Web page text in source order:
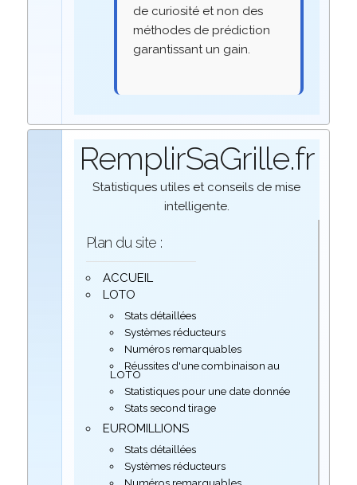
de curiosité et non des
méthodes de prédiction
garantissant un gain.
RemplirSaGrille.fr
Statistiques utiles et conseils de mise
intelligente.
Plan du site :
ACCUEIL
LOTO
Stats détaillées
Systèmes réducteurs
Numéros remarquables
Réussites d'une combinaison au
LOTO
Statistiques pour une date donnée
Stats second tirage
EUROMILLIONS
Stats détaillées
Systèmes réducteurs
Numéros remarquables